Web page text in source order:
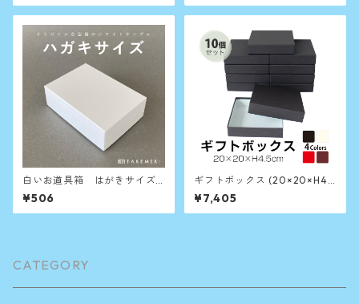
白いお道具箱 はがきサイズ
（オリジナル定型箱ホワイト
サンプル）
¥506
ギフトボックス (20×20×H4.5
cm) 10個セット 【セット販売
価格】
¥7,405
CATEGORY